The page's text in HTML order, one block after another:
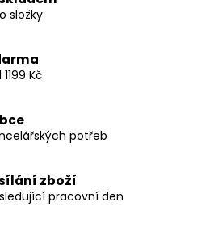
á
c
í
v
y
v
ý
složky
Kč
potřeb
zboží
pracovní den